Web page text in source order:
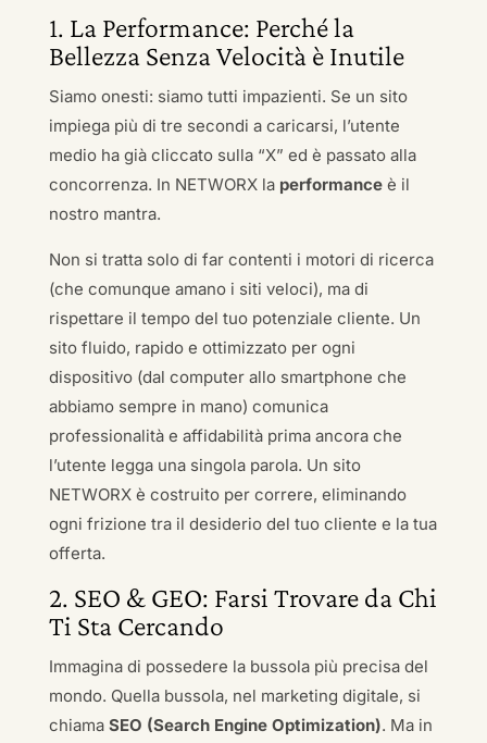
1. La Performance: Perché la
Bellezza Senza Velocità è Inutile
Siamo onesti: siamo tutti impazienti. Se un sito
impiega più di tre secondi a caricarsi, l’utente
medio ha già cliccato sulla “X” ed è passato alla
concorrenza. In NETWORX la performanceè il
nostro mantra.
Non si tratta solo di far contenti i motori di ricerca
(che comunque amano i siti veloci), ma di
rispettare il tempo del tuo potenziale cliente. Un
sito fluido, rapido e ottimizzato per ogni
dispositivo (dal computer allo smartphone che
abbiamo sempre in mano) comunica
professionalità e affidabilità prima ancora che
l’utente legga una singola parola. Un sito
NETWORX è costruito per correre, eliminando
ogni frizione tra il desiderio del tuo cliente e la tua
offerta.
2. SEO & GEO: Farsi Trovare da Chi
Ti Sta Cercando
Immagina di possedere la bussola più precisa del
mondo. Quella bussola, nel marketing digitale, si
chiama SEO (Search Engine Optimization). Ma in